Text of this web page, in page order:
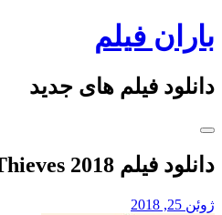
Skip
to
content
باران فیلم
دانلود فیلم های جدید
دانلود فیلم The King Of Thieves 2018
ژوئن 25, 2018